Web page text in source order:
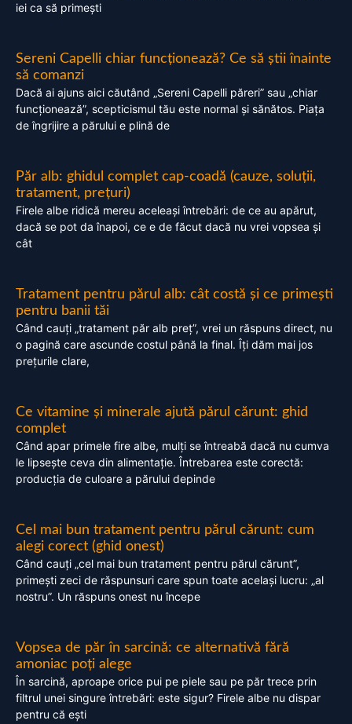
iei ca să primești
Sereni Capelli chiar funcționează? Ce să știi înainte
să comanzi
Dacă ai ajuns aici căutând „Sereni Capelli păreri” sau „chiar
funcționează”, scepticismul tău este normal și sănătos. Piața
de îngrijire a părului e plină de
Păr alb: ghidul complet cap-coadă (cauze, soluții,
tratament, prețuri)
Firele albe ridică mereu aceleași întrebări: de ce au apărut,
dacă se pot da înapoi, ce e de făcut dacă nu vrei vopsea și
cât
Tratament pentru părul alb: cât costă și ce primești
pentru banii tăi
Când cauți „tratament păr alb preț”, vrei un răspuns direct, nu
o pagină care ascunde costul până la final. Îți dăm mai jos
prețurile clare,
Ce vitamine și minerale ajută părul cărunt: ghid
complet
Când apar primele fire albe, mulți se întreabă dacă nu cumva
le lipsește ceva din alimentație. Întrebarea este corectă:
producția de culoare a părului depinde
Cel mai bun tratament pentru părul cărunt: cum
alegi corect (ghid onest)
Când cauți „cel mai bun tratament pentru părul cărunt”,
primești zeci de răspunsuri care spun toate același lucru: „al
nostru”. Un răspuns onest nu începe
Vopsea de păr în sarcină: ce alternativă fără
amoniac poți alege
În sarcină, aproape orice pui pe piele sau pe păr trece prin
filtrul unei singure întrebări: este sigur? Firele albe nu dispar
pentru că ești